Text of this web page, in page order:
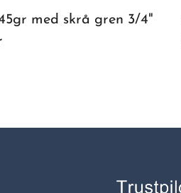
med skrå gren 3/4"